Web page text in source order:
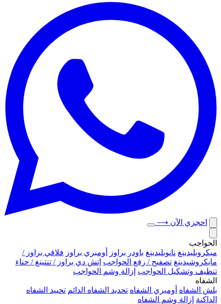
احجزي الآن ⟶
الحواجب
ميكروبلیدينغ نانوبليدينغ باودر براوز أومبري براوز فلافي براوز /
مايكروشيدينغ تصفيح / رفع الحواجب إتش دي براوز / تنتينغ / حناء
تنظيف وتشكيل الحواجب إزالة وشم الحواجب
الشفاه
بلش الشفاه أومبري الشفاه تحديد الشفاه الدائم تحييد الشفاه
الداكنة إزالة وشم الشفاه